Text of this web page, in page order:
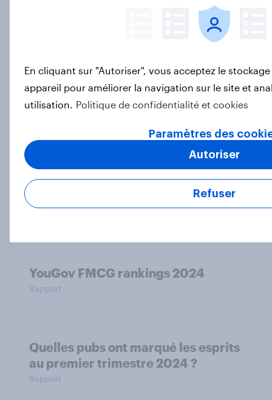
How Cheerz achieved a 12pt
increase in brand awareness with
YouGov
Comment capter l'attention des
YouGov FMCG rankings 2024
Rapport
Quelles pubs ont marqué les esprits
au premier trimestre 2024 ?
Rapport
En cliquant sur "Autoriser", vous acceptez le
appareil pour améliorer la navigation sur le site et
utilisation. Politique de confidentialité et cookies
Paramètres des
Refuser
Autoriser